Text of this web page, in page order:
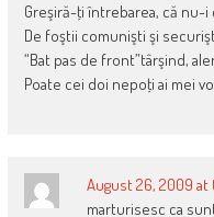
Greşiră-ţi întrebarea, că nu-
De foştii comunişti şi
“Bat pas de front”târşind,
Poate cei doi nepoţi ai mei
August 26, 2009 at
marturisesc ca